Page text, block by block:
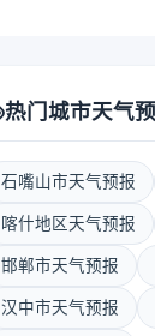
热门城市天气
石嘴山市天气预报
喀什地区天气预报
邯郸市天气预报
汉中市天气预报